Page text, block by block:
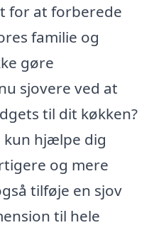
for at forberede
familie og
gøre
sjovere ved at
til dit køkken?
kun hjælpe dig
og mere
tilføje en sjov
til hele